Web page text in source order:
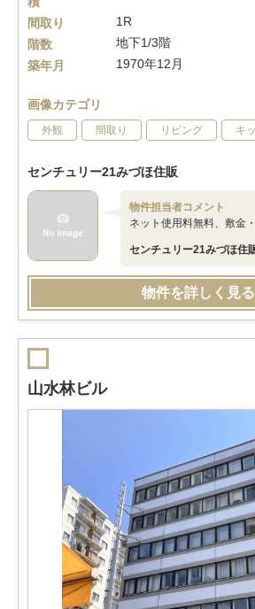
間取り
1R
階数
地下1/3階
築年月
1970年12月
画像カテゴリ
外観 間取り リビング キ
センチュリー21みづほ住販
物件担当者コメント
ネット使用料無料、敷金
センチュリー21みづほ住
物件を詳しく見る
山水林ビル